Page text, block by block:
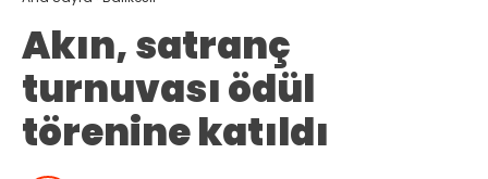
Akın, satranç
turnuvası ödül
törenine katıldı